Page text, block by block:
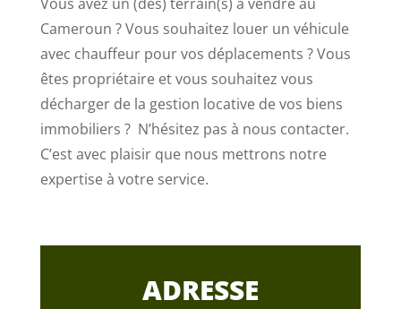
Cameroun ? Vous souhaitez louer un véhicule
avec chauffeur pour vos déplacements ? Vous
êtes propriétaire et vous souhaitez vous
décharger de la gestion locative de vos biens
immobiliers ? N’hésitez pas à nous contacter.
C’est avec plaisir que nous mettrons notre
expertise à votre service.
ADRESSE